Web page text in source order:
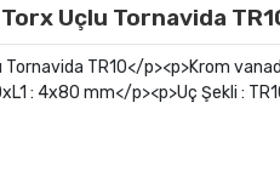
Uçlu Tornavida
TR10</p><p>Krom
: 4x80 mm</p><p>Uç Şekli :